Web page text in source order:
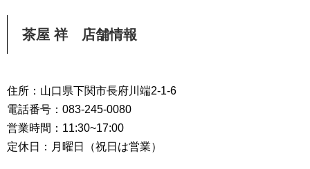
茶屋 祥 店舗情報
住所：山口県下関市長府川端2-1-6
電話番号：083-245-0080
営業時間：11:30~17:00
定休日：月曜日（祝日は営業）